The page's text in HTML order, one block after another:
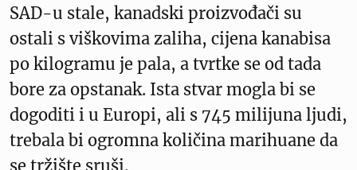
SAD-u stale, kanadski proizvođači su
ostali s viškovima zaliha, cijena kanabisa
po kilogramu je pala, a tvrtke se od tada
bore za opstanak. Ista stvar mogla bi se
dogoditi i u Europi, ali s 745 milijuna ljudi,
trebala bi ogromna količina marihuane da
se tržište sruši.